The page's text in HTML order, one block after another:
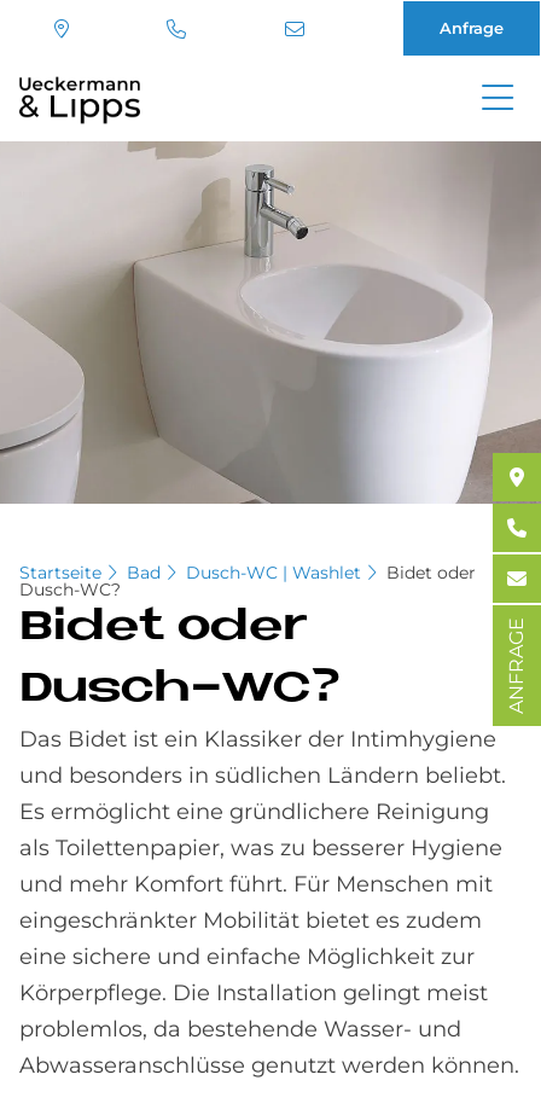
Anfrage
Startseite Bad Dusch-WC | Washlet Bidet oder
Dusch-WC?
Bi­det oder
Dusch-WC?
Das Bidet ist ein Klassiker der Intimhygiene
und besonders in südlichen Ländern beliebt.
Es ermöglicht eine gründlichere Reinigung
als Toilettenpapier, was zu besserer Hygiene
und mehr Komfort führt. Für Menschen mit
eingeschränkter Mobilität bietet es zudem
eine sichere und einfache Möglichkeit zur
Körperpflege. Die Installation gelingt meist
problemlos, da bestehende Wasser- und
Abwasseranschlüsse genutzt werden können.
ANFRAGE